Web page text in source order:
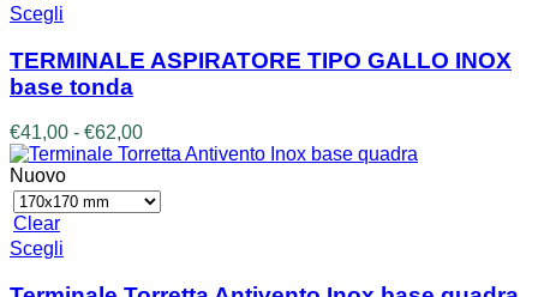
Scegli
ha
più
varianti.
Le
opzioni
possono
essere
scelte
prodotto
TERMINALE ASPIRATORE TIPO GALLO INOX
base tonda
€41,00 - €62,00Fascia
di
da
€41,00
Nuovo
Clear
Scegli
ha